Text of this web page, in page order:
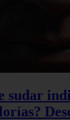
sudar